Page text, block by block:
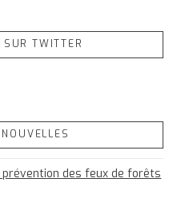
TWITTER
prévention des feux de forêts